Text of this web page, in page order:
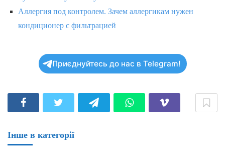
Аллергия под контролем. Зачем аллергикам нужен
кондиционер с фильтрацией
Приєднуйтесь до нас в Telegram!
Інше в категорії